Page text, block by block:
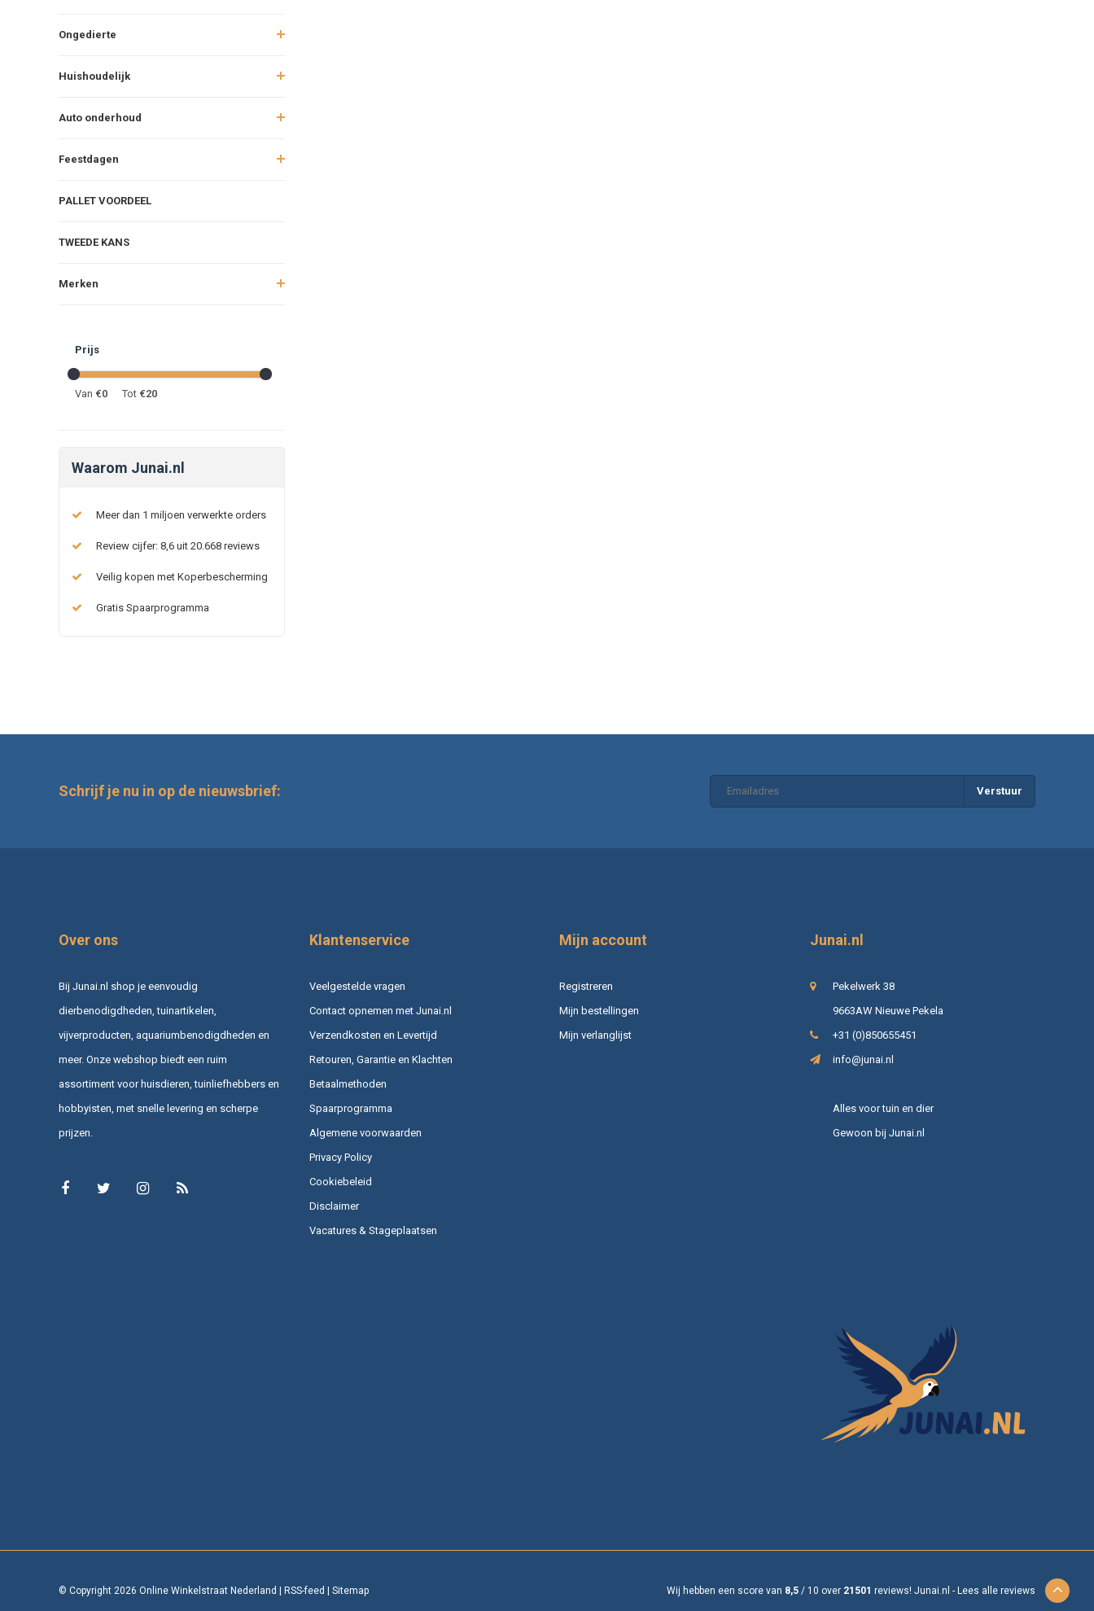
Ongedierte
Huishoudelijk
Auto onderhoud
Feestdagen
PALLET VOORDEEL
TWEEDE KANS
Merken
Prijs
Van €0 Tot €20
Waarom Junai.nl
Meer dan 1 miljoen verwerkte orders
Review cijfer: 8,6 uit 20.668 reviews
Veilig kopen met Koperbescherming
Gratis Spaarprogramma
Schrijf je nu in op de nieuwsbrief: Verstuur
Over ons
Bij Junai.nl shop je eenvoudig
dierbenodigdheden, tuinartikelen,
vijverproducten, aquariumbenodigdheden en
meer. Onze webshop biedt een ruim
assortiment voor huisdieren, tuinliefhebbers en
hobbyisten, met snelle levering en scherpe
prijzen.
Klantenservice
Veelgestelde vragen
Contact opnemen met Junai.nl
Verzendkosten en Levertijd
Retouren, Garantie en Klachten
Betaalmethoden
Spaarprogramma
Algemene voorwaarden
Privacy Policy
Cookiebeleid
Disclaimer
Vacatures & Stageplaatsen
Mijn account
Registreren
Mijn bestellingen
Mijn verlanglijst
Junai.nl
Pekelwerk 38
9663AW Nieuwe Pekela
+31 (0)850655451
info@junai.nl
Alles voor tuin en dier
Gewoon bij Junai.nl
© Copyright 2026 Online Winkelstraat Nederland | RSS-feed | Sitemap Wij hebben een score van 8,5 / 10 over 21501 reviews! Junai.nl - Lees alle reviews